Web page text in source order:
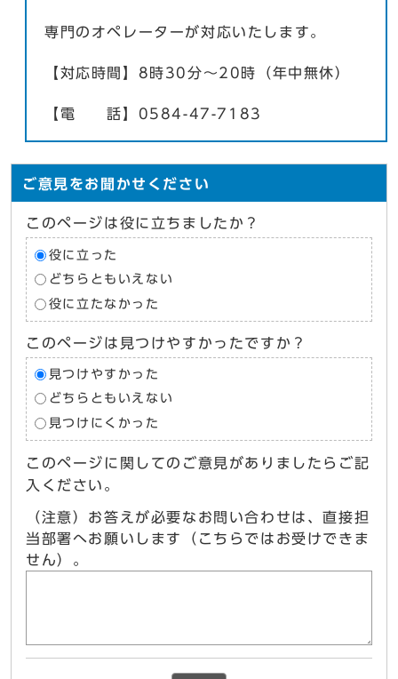
専門のオペレーターが対応いたします。
【対応時間】8時30分〜20時（年中無休）
【電 話】0584-47-7183
ご意見をお聞かせください
このページは役に立ちましたか？
役に立った
どちらともいえない
役に立たなかった
このページは見つけやすかったですか？
見つけやすかった
どちらともいえない
見つけにくかった
このページに関してのご意見がありましたらご記
入ください。
（注意）お答えが必要なお問い合わせは、直接担
当部署へお願いします（こちらではお受けできま
せん）。